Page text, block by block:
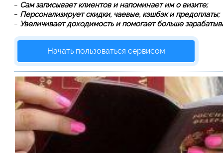
— Сам записывает клиентов и напоминает им о визите;
— Персонализирует скидки, чаевые, кэшбэк и предоплаты;
— Увеличивает доходимость и помогает больше
Начать пользоваться сервисом